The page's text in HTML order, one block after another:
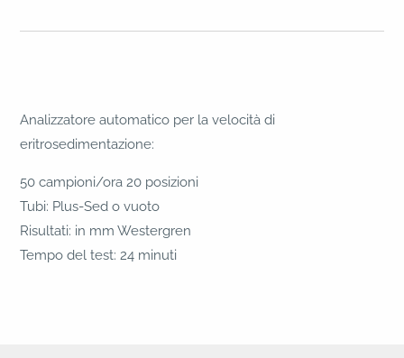
Analizzatore automatico per la velocità di
eritrosedimentazione:
50 campioni/ora 20 posizioni
Tubi: Plus-Sed o vuoto
Risultati: in mm Westergren
Tempo del test: 24 minuti